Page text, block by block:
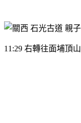
11:29 右轉往面埔頂山